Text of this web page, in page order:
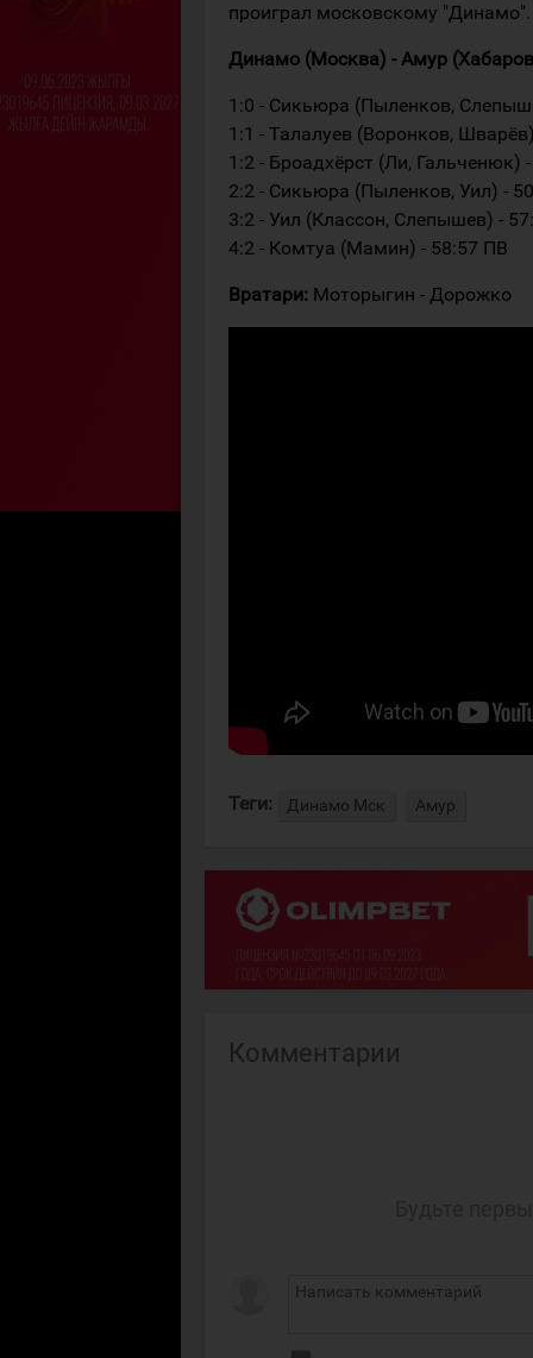
проиграл московскому "Динамо".
Динамо (Москва) - Амур
1:0 - Сикьюра (Пыленков,
1:1 - Талалуев (Воронков,
1:2 - Броадхёрст (Ли, Гальченюк)
2:2 - Сикьюра (Пыленков, Уил) -
3:2 - Уил (Классон, Слепышев) -
4:2 - Комтуа (Мамин) - 58:57 ПВ
Вратари: Моторыгин - Дорожко
Теги: Динамо Мск Амур
Комментарии